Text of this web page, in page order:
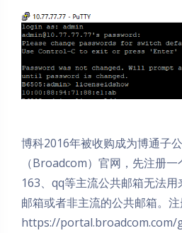
博科2016年被收购成为博通子
（Broadcom）官网，先注册一
163、qq等主流公共邮箱无法
邮箱或者非主流的公共邮箱。
https://